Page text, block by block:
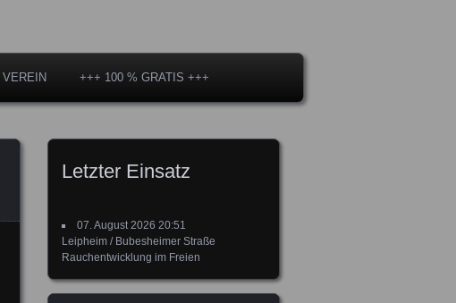
VEREIN +++ 100 % GRATIS +++
Letzter Einsatz
07. August 2026 20:51
Leipheim / Bubesheimer Straße
Rauchentwicklung im Freien